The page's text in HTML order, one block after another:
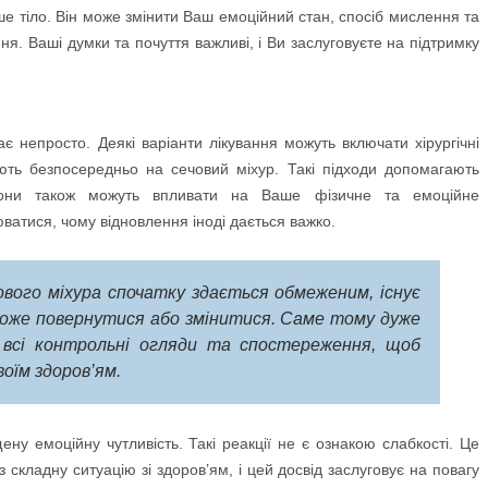
тіло. Він може змінити Ваш емоційний стан, спосіб мислення та
Ваші думки та почуття важливі, і Ви заслуговуєте на підтримку
Деякі варіанти лікування можуть включати хірургічні
безпосередньо на сечовий міхур. Такі підходи допомагають
також можуть впливати на Ваше фізичне та емоційне
чому відновлення іноді дається важко.
міхура спочатку здається обмеженим, існує
повернутися або змінитися. Саме тому дуже
всі контрольні огляди та спостереження, щоб
здоров’ям.
емоційну чутливість. Такі реакції не є ознакою слабкості. Це
ситуацію зі здоров’ям, і цей досвід заслуговує на повагу